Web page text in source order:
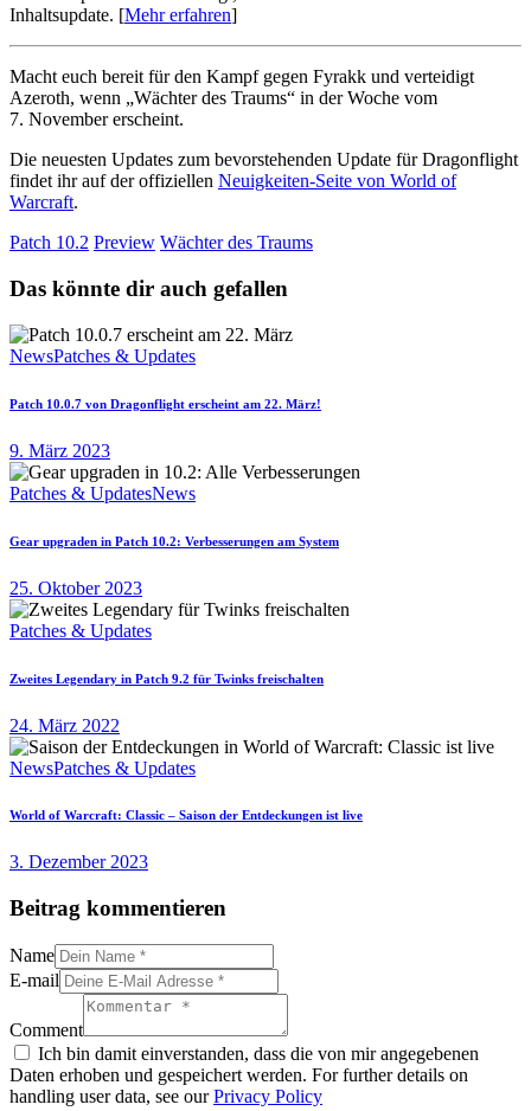
Inhaltsupdate. [Mehr erfahren]
Macht euch bereit für den Kampf gegen Fyrakk und verteidigt
Azeroth, wenn „Wächter des Traums“ in der Woche vom
7. November erscheint.
Die neuesten Updates zum bevorstehenden Update für Dragonflight
findet ihr auf der offiziellen Neuigkeiten-Seite von World of
Warcraft.
Patch 10.2 Preview Wächter des Traums
Das könnte dir auch gefallen
NewsPatches & Updates
Patch 10.0.7 von Dragonflight erscheint am 22. März!
9. März 2023
Patches & UpdatesNews
Gear upgraden in Patch 10.2: Verbesserungen am System
25. Oktober 2023
Patches & Updates
Zweites Legendary in Patch 9.2 für Twinks freischalten
24. März 2022
NewsPatches & Updates
World of Warcraft: Classic – Saison der Entdeckungen ist live
3. Dezember 2023
Beitrag kommentieren
Name
E-mail
Comment
Ich bin damit einverstanden, dass die von mir angegebenen
Daten erhoben und gespeichert werden. For further details on
handling user data, see ourPrivacy Policy